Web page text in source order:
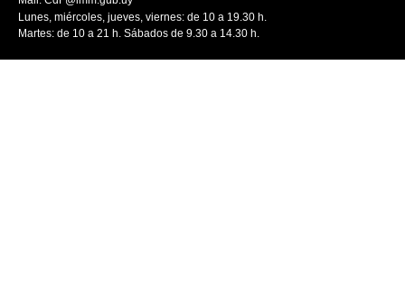
Lunes, miércoles, jueves, viernes: de 10 a 19.30 h.
Martes: de 10 a 21 h. Sábados de 9.30 a 14.30 h.